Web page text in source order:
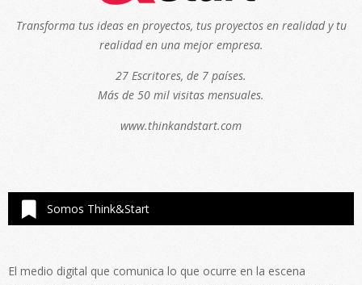
Transforma tus ideas en proyectos, tus proyectos en realidad y tu
realidad en una mejor empresa.
27 Escritores, de 7 países.
Más de 50 mil visitas mensuales.
www.thinkandstart.com
Somos Think&Start
El medio digital que comunica lo que ocurre en la escena